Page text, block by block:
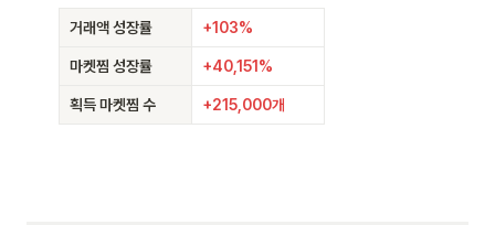
거래액 성장률 +103%
마켓찜 성장률 +40,151%
획득 마켓찜 수 +215,000개